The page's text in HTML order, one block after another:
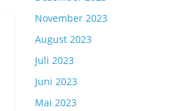
November 2023
August 2023
Juli 2023
Juni 2023
Mai 2023